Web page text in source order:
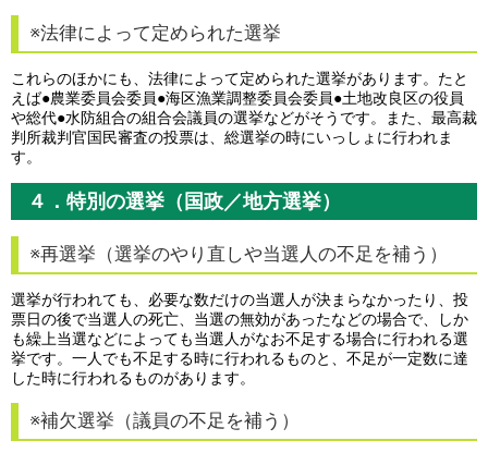
※法律によって定められた選挙
これらのほかにも、法律によって定められた選挙があります。たと
えば●農業委員会委員●海区漁業調整委員会委員●土地改良区の役員
や総代●水防組合の組合会議員の選挙などがそうです。また、最高裁
判所裁判官国民審査の投票は、総選挙の時にいっしょに行われま
す。
４．特別の選挙（国政／地方選挙）
※再選挙（選挙のやり直しや当選人の不足を補う）
選挙が行われても、必要な数だけの当選人が決まらなかったり、投
票日の後で当選人の死亡、当選の無効があったなどの場合で、しか
も繰上当選などによっても当選人がなお不足する場合に行われる選
挙です。一人でも不足する時に行われるものと、不足が一定数に達
した時に行われるものがあります。
※補欠選挙（議員の不足を補う）